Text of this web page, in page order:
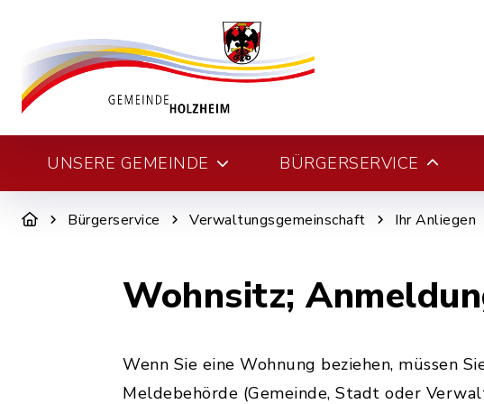
UNSERE GEMEINDE BÜRGERSERVICE
Bürgerservice Verwaltungsgemeinschaft Ihr Anliegen
Wohnsitz;
Wenn Sie eine Wohnung beziehen, müssen
Meldebehörde (Gemeinde, Stadt oder